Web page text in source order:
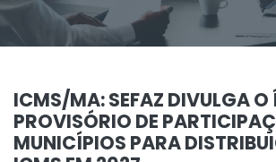
ICMS/MA: SEFAZ DIVULGA O
PROVISÓRIO DE
MUNICÍPIOS PARA